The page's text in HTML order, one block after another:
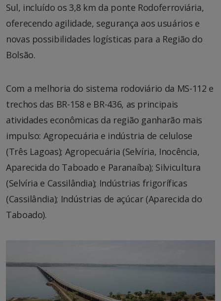
Sul, incluído os 3,8 km da ponte Rodoferroviária,
oferecendo agilidade, segurança aos usuários e
novas possibilidades logísticas para a Região do
Bolsão.
Com a melhoria do sistema rodoviário da MS-112 e
trechos das BR-158 e BR-436, as principais
atividades econômicas da região ganharão mais
impulso: Agropecuária e indústria de celulose
(Três Lagoas); Agropecuária (Selvíria, Inocência,
Aparecida do Taboado e Paranaíba); Silvicultura
(Selvíria e Cassilândia); Indústrias frigoríficas
(Cassilândia); Indústrias de açúcar (Aparecida do
Taboado).